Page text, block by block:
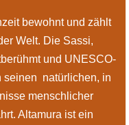
bewohnt und zählt
Welt. Die Sassi,
und UNESCO-
seinen natürlichen, in
menschlicher
Altamura ist ein